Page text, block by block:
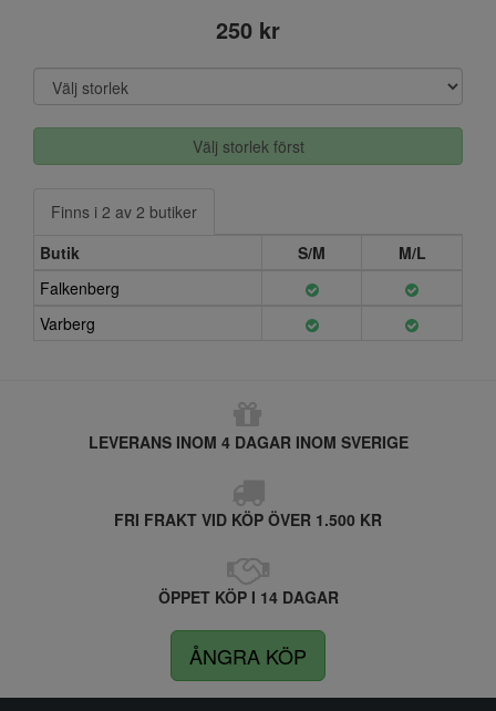
250 kr
Välj storlek först
Finns i 2 av 2 butiker
Butik
S/M
M/L
Falkenberg
Varberg
LEVERANS INOM 4 DAGAR INOM SVERIGE
FRI FRAKT VID KÖP ÖVER 1.500 KR
ÖPPET KÖP I 14 DAGAR
ÅNGRA KÖP